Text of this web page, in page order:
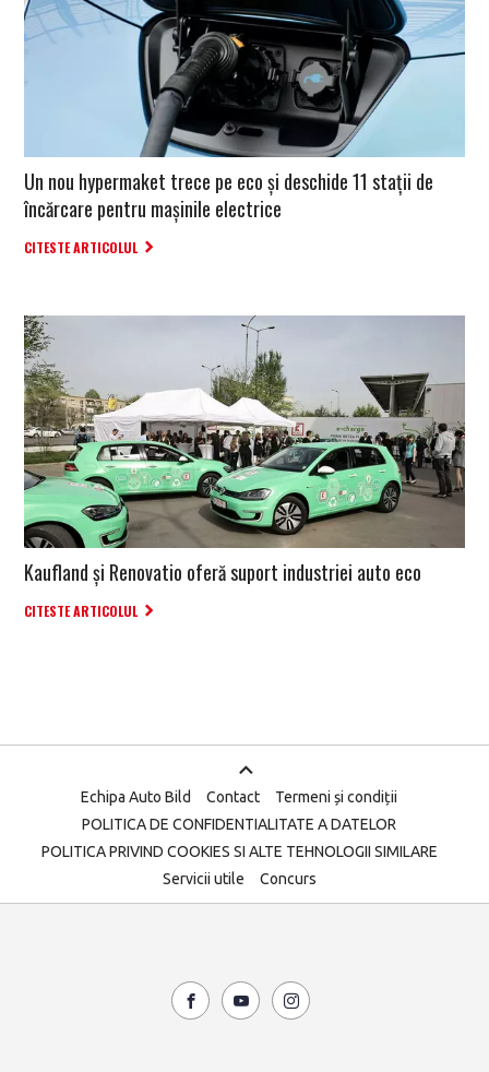
Un nou hypermaket trece pe eco și deschide 11 stații de
încărcare pentru mașinile electrice
CITESTE ARTICOLUL
Kaufland și Renovatio oferă suport industriei auto eco
CITESTE ARTICOLUL
Echipa Auto Bild Contact
Termeni și condiții
POLITICA DE CONFIDENTIALITATE A DATELOR
POLITICA PRIVIND COOKIES SI ALTE TEHNOLOGII SIMILARE
Servicii utile
Concurs